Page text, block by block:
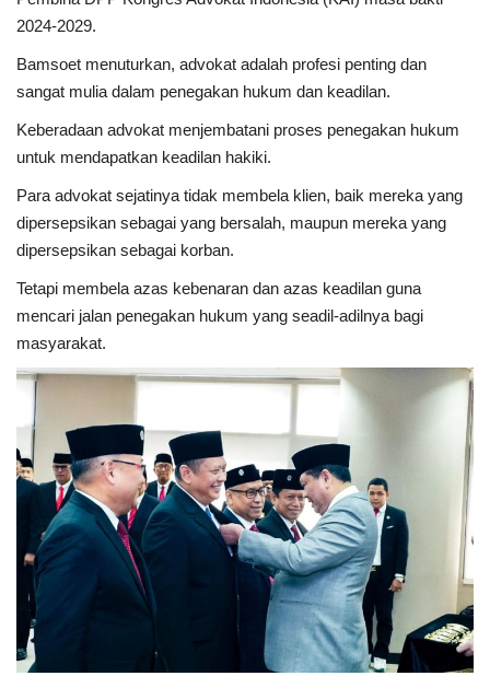
Informasi Journalism
Olahraga
Kesehatan
Layanan Publik
Perempuan/Anak
2024-2029.
Bamsoet menuturkan, advokat adalah profesi penting dan
sangat mulia dalam penegakan hukum dan keadilan.
Keberadaan advokat menjembatani proses penegakan hukum
untuk mendapatkan keadilan hakiki.
Para advokat sejatinya tidak membela klien, baik mereka yang
dipersepsikan sebagai yang bersalah, maupun mereka yang
dipersepsikan sebagai korban.
Tetapi membela azas kebenaran dan azas keadilan guna
mencari jalan penegakan hukum yang seadil-adilnya bagi
masyarakat.